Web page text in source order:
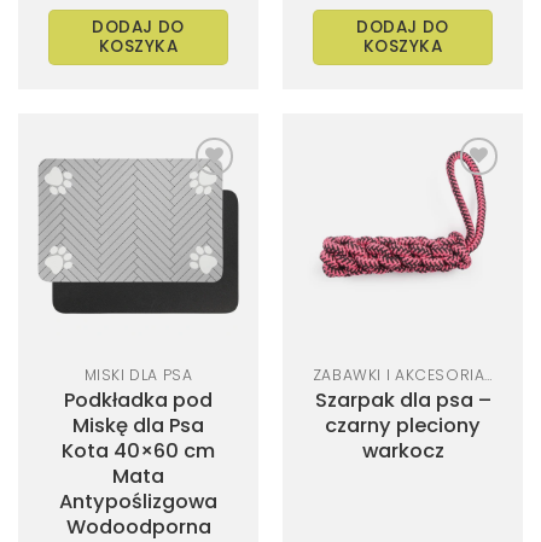
DODAJ DO
KOSZYKA
DODAJ DO
KOSZYKA
Dodaj
do
listy
życzeń
MISKI DLA PSA
Podkładka pod
Miskę dla Psa
Kota 40×60 cm
Mata
Antypoślizgowa
Wodoodporna
Dodaj
do
listy
życzeń
ZABAWKI I AKCESORIA DLA PSA
Szarpak dla psa –
czarny pleciony
warkocz